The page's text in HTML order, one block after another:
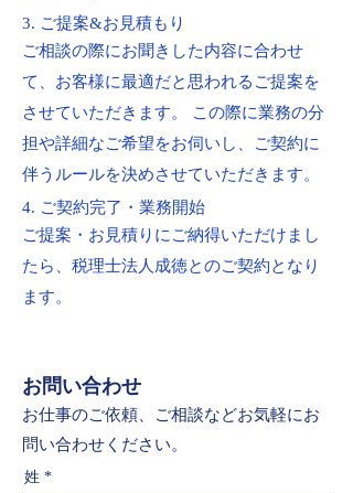
3. ご提案&お見積もり
ご相談の際にお聞きした内容に合わせ
て、お客様に最適だと思われるご提案を
させていただきます。 この際に業務の分
担や詳細なご希望をお伺いし、ご契約に
伴うルールを決めさせていただきます。
4. ご契約完了・業務開始
ご提案・お見積りにご納得いただけまし
たら、税理士法人成徳とのご契約となり
ます。
お問い合わせ
​お仕事のご依頼、ご相談などお気軽にお
問い合わせください。
姓